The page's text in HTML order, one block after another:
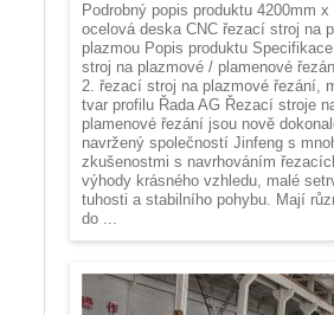
Podrobný popis produktu 4200mm x
ocelová deska CNC řezací stroj na
plazmou Popis produktu
stroj na plazmové / plamenové
2. řezací stroj na plazmové řezání,
tvar profilu Řada AG Řezací stroje
plamenové řezání jsou nově
navržený společností Jinfeng s
zkušenostmi s navrhováním
výhody krásného vzhledu, malé
tuhosti a stabilního pohybu. Mají
do ...